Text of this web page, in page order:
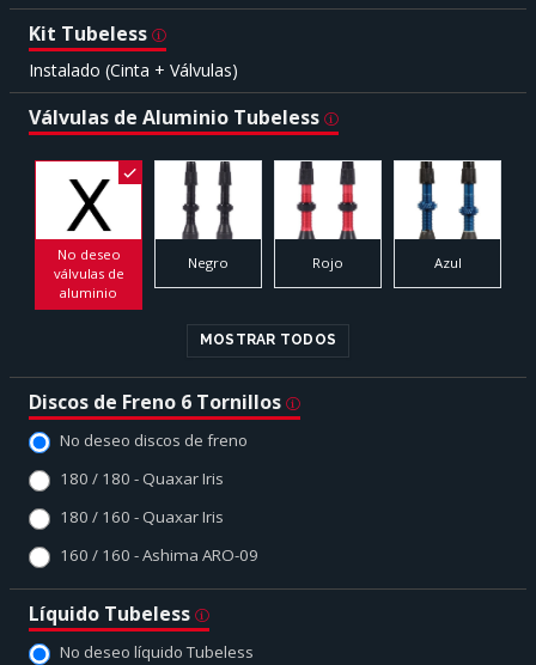
Kit Tubeless
Instalado (Cinta + Válvulas)
Válvulas de Aluminio Tubeless
No deseo
válvulas de
aluminio
Negro Rojo Azul
MOSTRAR TODOS
Discos de Freno 6 Tornillos
No deseo discos de freno
180 / 180 - Quaxar Iris
180 / 160 - Quaxar Iris
160 / 160 - Ashima ARO-09
Líquido Tubeless
No deseo líquido Tubeless